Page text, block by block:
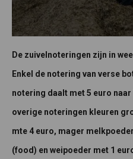
De zuivelnoteringen zijn in
Enkel de notering van verse
notering daalt met 5 euro
overige noteringen kleuren
mte 4 euro, mager
(food) en weipoeder met 1